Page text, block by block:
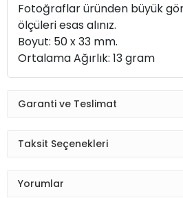
Fotoğraflar üründen büyük
ölçüleri esas alınız.
Boyut: 50 x 33 mm.
Ortalama Ağırlık: 13 gram
Garanti ve Teslimat
Taksit Seçenekleri
Yorumlar